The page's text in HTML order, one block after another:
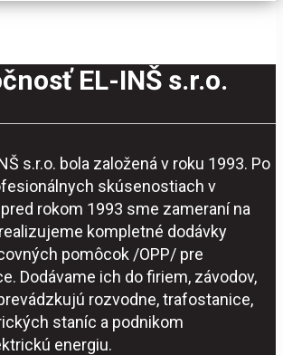
EL-INŠ s.r.o.
s.r.o. bola založená v roku 1993. Po
skúsenostiach v
rokom 1993 sme zameraní na
kompletné dodávky
pomôcok /OPP/ pre
Dodávame ich do firiem, závodov,
rozvodne, trafostanice,
staníc a podnikom
energiu.